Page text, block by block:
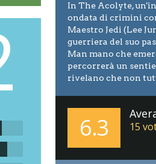
In The Acolyte,
ondata di crimini
Maestro Jedi (Lee
guerriera del suo
Man mano che
percorrerà un
rivelano che non
6.3 15